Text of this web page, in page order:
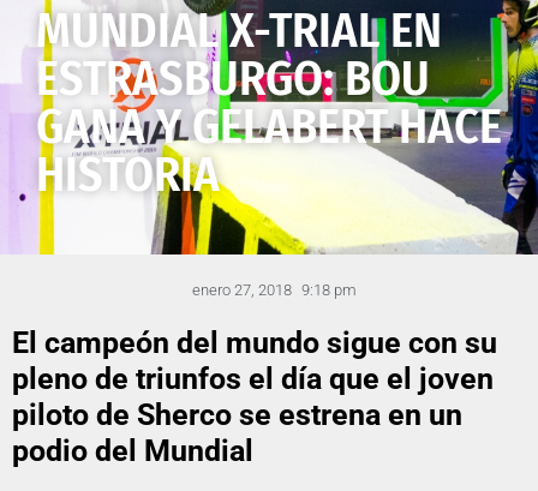
MUNDIAL X-TRIAL EN
ESTRASBURGO: BOU
GANA Y GELABERT HACE
HISTORIA
enero 27, 2018 9:18 pm
El campeón del mundo sigue con su
pleno de triunfos el día que el joven
piloto de Sherco se estrena en un
podio del Mundial